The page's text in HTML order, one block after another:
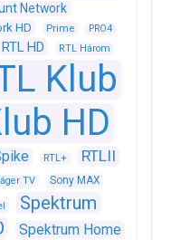
Network
HD Prime PRO4
RTL HD RTL Három
Klub
HD
RTL+
RTLII
TV Sony MAX
Spektrum
Spektrum Home